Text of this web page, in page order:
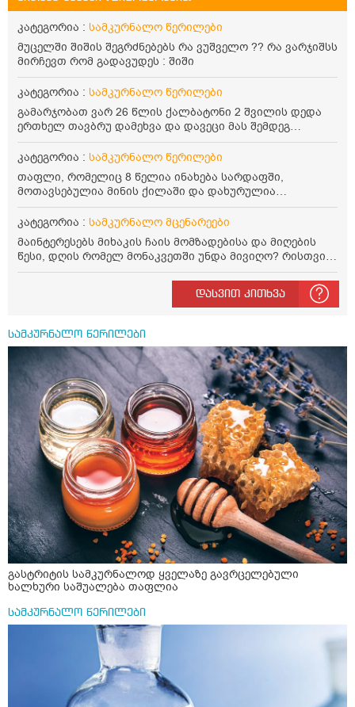
კატეგორია : სამკურნალო წერილები
მუცელში შიშის შეგრძნებებს რა ვუშველო ?? რა ვარჯიშსს
მირჩევთ რომ გადავუდეს : შიში
კატეგორია : სამკურნალო წერილები
გამარჯობათ ვარ 26 წლის ქალბატონი 2 შვილის დედა
ერთხელ თავბრუ დამეხვა და დავეცი მას შემდეგ
დამეწყო შიშები ვეღარ გავდიოდი გარეთ რადგან ისევ
ასე ცუდად არ გავხდარიყავი ყურის ანთება მქონდა
მაშინ როგორც გაირკვა მას შემსეგ გავიდა 1 წელზე
მეტინდა კიდე მეხვევა თავბრუ გარეთ გასვილისას
სახლში კარგად ვარ როცა ახსენებენ გარეთ წაავალა
სმაგაზეხ კი ცუდად ვხდებოდი ეხლა როგორმე გავდივარ
ბაღში ჯოხში ზოგჯერ მაქვს შეგრძნება მიწა მეცლება
ფეხებიდან და ჯოხზე უნდა დავეყრდნო აუცილებლად
არვიხი როგორ მოვიქცე რა გავაკეთო ასევე დამეწყო
შიშები უაზროდ შფოთვა რომ ვეღარ გავალ გაერთ
საერთო ან რაომე მსგავსი როგორ მოვიქხე გავხდი
ძალაინ მგრძნობიარე ყველაფერზე მეტირება ( ვინმერ
რომ ჩხუბობს ცუდად ვხდები შიშები მეწყება ეგრევე (
ქორწინება დასრულებული იყო ღალატი პატიებები
მანიპულაციები რომ თავს მოიკლავდა თუ წამოვიდოდი
მისგან ეს ტოქსიკური ურთიერთობა დავასრულე ეხლა
ისებ ასე ვარ თავბრუხვევებით და როგორ მოვიქცეე
არვიცი ბოდიში ცოყა არულად მიწერია
კატეგორია : სამკურნალო წერილები
თაფლი, რომელიც 8 წელია ინახება სარდაფში,
მოთავსებულია მინის ქილაში და დახურულია
პლასტმასის სახურავით. ექნება თუ არა შენარჩუნებული
სასარგებლო თვისებები და შეიძლება თუ არა მისი
მირთმევა? გმადლობთ.
კატეგორია : სამკურნალო მცენარეები
მაინტერესებს მიხაკის ჩაის მომზადებისა და მიღების
წესი, დღის რომელ მონაკვეთში უნდა მივიღო? რისთვის
არის სასარგებლო და უკუჩვენება თუ აქვს
დასვით კითხვა
სამკურნალო წერილები
გასტრიტის სამკურნალოდ ყველაზე გავრცელებული
ხალხური საშუალება თაფლია
სამკურნალო წერილები